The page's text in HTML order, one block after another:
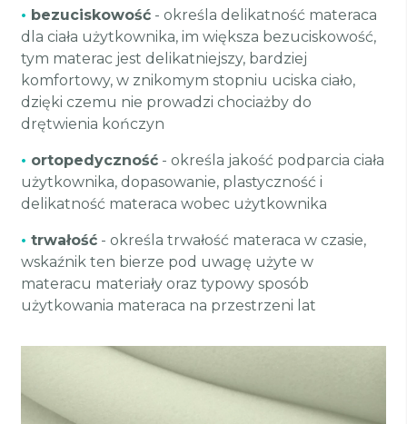
• bezuciskowość - określa delikatność materaca
dla ciała użytkownika, im większa bezuciskowość,
tym materac jest delikatniejszy, bardziej
komfortowy, w znikomym stopniu uciska ciało,
dzięki czemu nie prowadzi chociażby do
drętwienia kończyn
• ortopedyczność - określa jakość podparcia ciała
użytkownika, dopasowanie, plastyczność i
delikatność materaca wobec użytkownika
• trwałość - określa trwałość materaca w czasie,
wskaźnik ten bierze pod uwagę użyte w
materacu materiały oraz typowy sposób
użytkowania materaca na przestrzeni lat